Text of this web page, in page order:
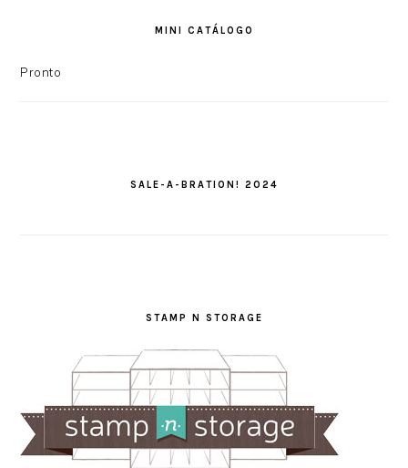
MINI CATÁLOGO
Pronto
SALE-A-BRATION! 2024
STAMP N STORAGE